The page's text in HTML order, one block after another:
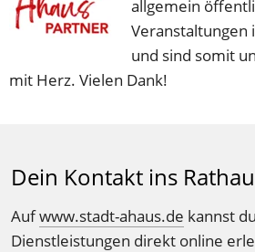
allgemein
Veranstaltungen
und sind somit
mit Herz. Vielen Dank!
Dein Kontakt ins
Auf www.stadt-ahaus.de kannst
Dienstleistungen direkt online